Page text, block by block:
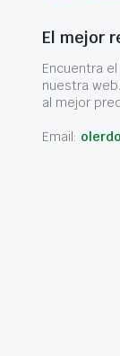
El mejor
Encuentra
nuestra
al mejor
Email: